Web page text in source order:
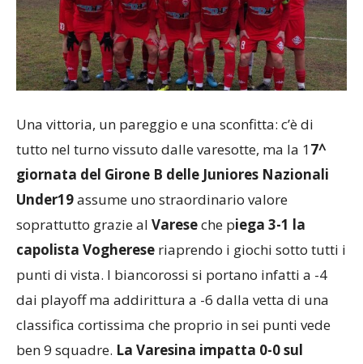
Una vittoria, un pareggio e una sconfitta: c’è di
tutto nel turno vissuto dalle varesotte, ma la 17^
giornata del Girone B delle Juniores Nazionali
Under19assume uno straordinario valore
soprattutto grazie al Vareseche piega 3-1 la
capolista Vogherese riaprendo i giochi sotto tutti i
punti di vista. I biancorossi si portano infatti a -4
dai playoff ma addirittura a -6 dalla vetta di una
classifica cortissima che proprio in sei punti vede
ben 9 squadre. La Varesina impatta 0-0 sul